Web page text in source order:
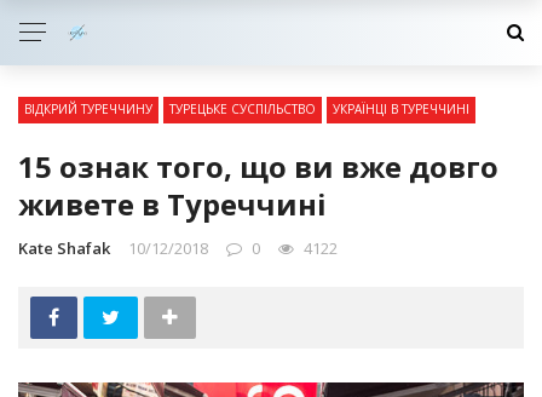
ВІДКРИЙ ТУРЕЧЧИНУ ТУРЕЦЬКЕ СУСПІЛЬСТВО УКРАЇНЦІ В ТУРЕЧЧИНІ
15 ознак того, що ви вже довго
живете в Туреччині
Kate Shafak 10/12/2018 0 4122